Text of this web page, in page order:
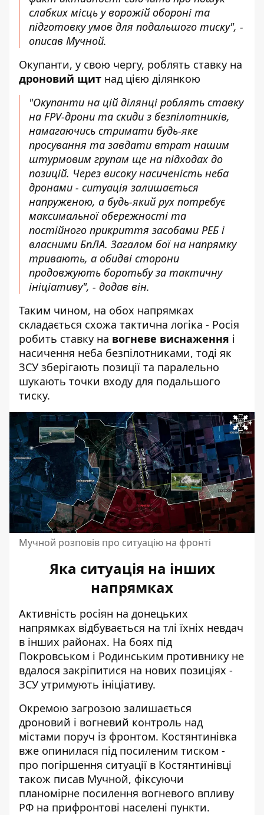
слабких місць у ворожій обороні та
підготовку умов для подальшого тиску", -
описав Мучной.
Окупанти, у свою чергу, роблять ставку на
дроновий щит над цією ділянкою
"Окупанти на цій ділянці роблять ставку
на FPV-дрони та скиди з безпілотників,
намагаючись стримати будь-яке
просування та завдати втрат нашим
штурмовим групам ще на підходах до
позицій. Через високу насиченість неба
дронами - ситуація залишається
напруженою, а будь-який рух потребує
максимальної обережності та
постійного прикриття засобами РЕБ і
власними БпЛА. Загалом бої на напрямку
тривають, а обидві сторони
продовжують боротьбу за тактичну
ініціативу", - додав він.
Таким чином, на обох напрямках
складається схожа тактична логіка - Росія
робить ставку на вогневе виснаження і
насичення неба безпілотниками, тоді як
ЗСУ зберігають позиції та паралельно
шукають точки входу для подальшого
тиску.
Мучной розповів про ситуацію на фронті
Яка ситуація на інших
напрямках
Активність росіян на донецьких
напрямках відбувається на тлі їхніх невдач
в інших районах. На боях під
Покровськом і Родинським противнику не
вдалося закріпитися на нових позиціях -
ЗСУ утримують ініціативу.
Окремою загрозою залишається
дроновий і вогневий контроль над
містами поруч із фронтом. Костянтинівка
вже опинилася під посиленим тиском -
про погіршення ситуації в Костянтинівці
також писав Мучной, фіксуючи
планомірне посилення вогневого впливу
РФ на прифронтові населені пункти.